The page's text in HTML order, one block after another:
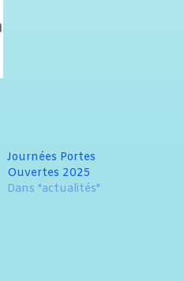
Journées Portes
Ouvertes 2025
Dans "actualités"